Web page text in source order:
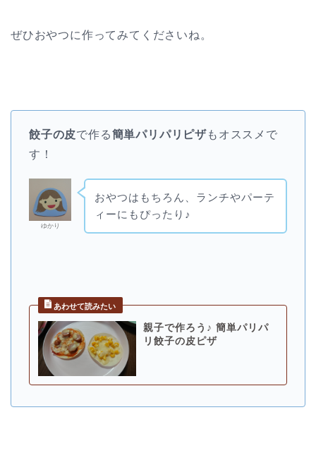
ぜひおやつに作ってみてくださいね。
餃子の皮で作る簡単パリパリピザもオススメで
す！
ゆかり
おやつはもちろん、ランチやパーテ
ィーにもぴったり♪
親子で作ろう♪ 簡単パリパ
リ餃子の皮ピザ